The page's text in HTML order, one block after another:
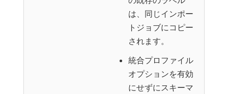
は、同じインポー
トジョブにコピー
されます。
統合プロファイル
オプションを有効
にせずにスキーマ